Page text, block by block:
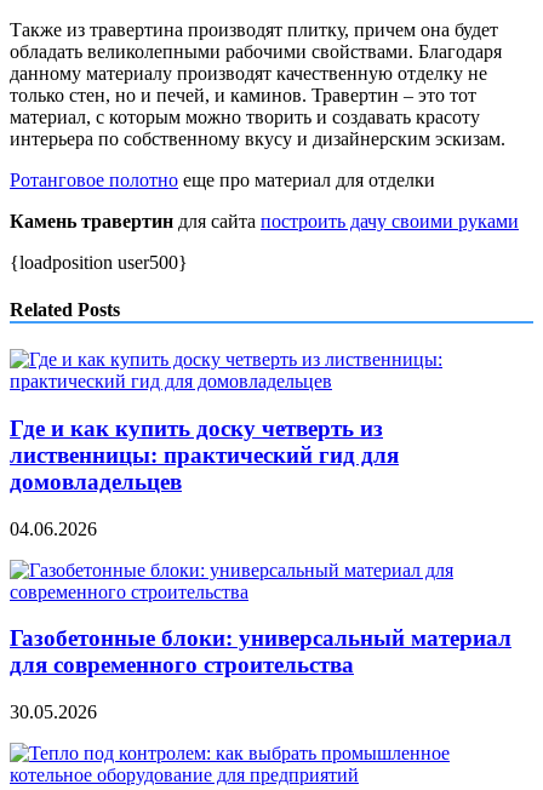
Также из травертина производят плитку, причем она будет
обладать великолепными рабочими свойствами. Благодаря
данному материалу производят качественную отделку не
только стен, но и печей, и каминов. Травертин – это тот
материал, с которым можно творить и создавать красоту
интерьера по собственному вкусу и дизайнерским эскизам.
Ротанговое полотно еще про материал для отделки
Камень травертин для сайта построить дачу своими руками
{loadposition user500}
Related Posts
Где и как купить доску четверть из
лиственницы: практический гид для
домовладельцев
04.06.2026
Газобетонные блоки: универсальный материал
для современного строительства
30.05.2026